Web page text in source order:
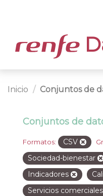
Inicio Conjuntos de
Conjuntos de
Formatos: CSV
Sociedad-bienestar
Indicadores
Servicios comerciales